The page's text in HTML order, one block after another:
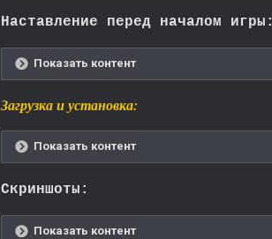
Наставление перед началом игры:
Показать контент
Загрузка и установка:
Показать контент
Скриншоты:
Показать контент